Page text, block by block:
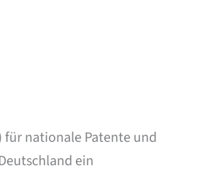
für nationale Patente und
ein